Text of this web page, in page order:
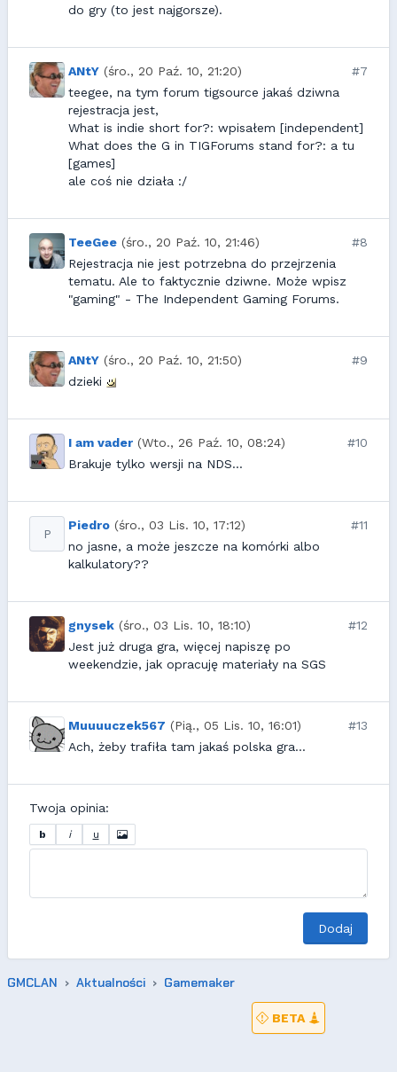
do gry (to jest najgorsze).
ANtY (śro., 20 Paź. 10, 21:20)
#7
teegee, na tym forum tigsource jakaś dziwna
rejestracja jest,
What is indie short for?: wpisałem [independent]
What does the G in TIGForums stand for?: a tu
[games]
ale coś nie działa :/
TeeGee (śro., 20 Paź. 10, 21:46)
#8
Rejestracja nie jest potrzebna do przejrzenia
tematu. Ale to faktycznie dziwne. Może wpisz
"gaming" - The Independent Gaming Forums.
ANtY (śro., 20 Paź. 10, 21:50)
#9
dzieki
I am vader (Wto., 26 Paź. 10, 08:24)
#10
Brakuje tylko wersji na NDS...
P
Piedro (śro., 03 Lis. 10, 17:12)
#11
no jasne, a może jeszcze na komórki albo
kalkulatory??
gnysek (śro., 03 Lis. 10, 18:10)
#12
Jest już druga gra, więcej napiszę po
weekendzie, jak opracuję materiały na SGS
Muuuuczek567 (Pią., 05 Lis. 10, 16:01)
#13
Ach, żeby trafiła tam jakaś polska gra...
Twoja opinia:
b i u
Dodaj
GMCLAN Aktualności Gamemaker
BETA